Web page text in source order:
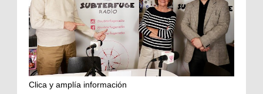
Clica y amplía información